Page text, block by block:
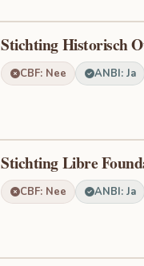
Stichting Historisch
CBF: Nee ANBI: Ja
Stichting Libre
CBF: Nee ANBI: Ja